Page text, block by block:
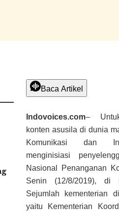
Baca Artikel
Indovoices.com–
konten asusila di dunia
Komunikasi dan
menginisiasi
Nasional Penanganan
Senin (12/8/2019), di
Sejumlah kementerian
yaitu Kementerian